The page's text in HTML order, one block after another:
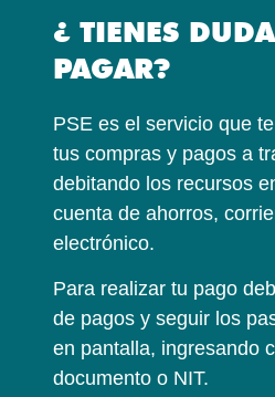
¿ TIENES
PAGAR?
PSE es el servicio que
tus compras y pagos a
debitando los recursos
cuenta de ahorros,
electrónico.
Para realizar tu pago
de pagos y seguir los
en pantalla, ingresando
documento o NIT.